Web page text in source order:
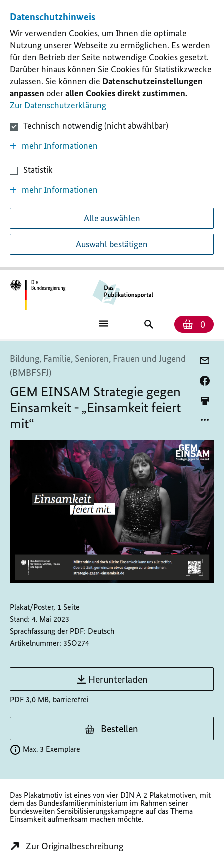
Datenschutzhinweis
Wir verwenden Cookies, um Ihnen die optimale
Nutzung unserer Webseite zu ermöglichen. Es werden
für den Betrieb der Seite notwendige Cookies gesetzt.
Darüber hinaus können Sie Cookies für Statistikzwecke
zulassen. Sie können die Datenschutzeinstellungen
anpassen oderallen Cookies direkt zustimmen.
Zur Datenschutzerklärung
Technisch notwendig (nicht abwählbar)
mehr Informationen
Statistik
mehr Informationen
Alle auswählen
Auswahl bestätigen
0
Bildung, Familie, Senioren, Frauen und Jugend
(BMBFSFJ)
GEM EINSAM Strategie gegen
Einsamkeit - „Einsamkeit feiert
mit“
Plakat/Poster, 1 Seite
Stand: 4. Mai 2023
Sprachfassung der PDF: Deutsch
Artikelnummer: 3SO274
Herunterladen
PDF 3,0 MB, barrierefrei
Bestellen
Max. 3 Exemplare
Das Plakatmotiv ist eines von vier DIN A 2 Plakatmotiven, mit
dem das Bundesfamilienministerium im Rahmen seiner
bundesweiten Sensibilisierungskampagne auf das Thema
Einsamkeit aufmerksam machen möchte.
Zur Originalbeschreibung